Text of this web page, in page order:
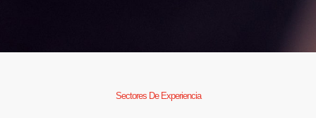
Sectores De Experiencia